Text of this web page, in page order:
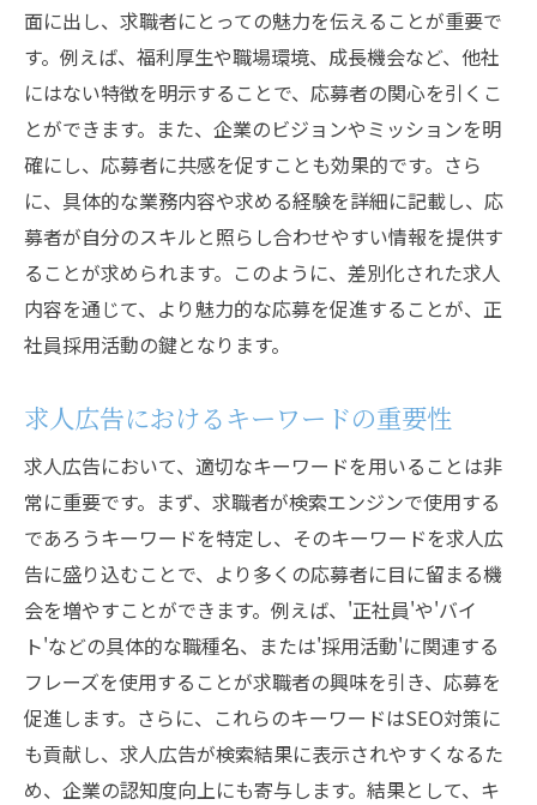
アルバイトからのキャリアパスを設計する
正社員登用のメリットを伝える方法
社内育成プログラムの活用
コミュニケーションを通じた潜在能力の発
掘
バイトから正社員になるための条件整備
採用活動での柔軟なアプローチの重要性
応募から採用まで効率化するためのステップバ
イステップガイド
選考プロセスにおけるタイムラインの管理
面接の質を向上させるための準備
フィードバックの迅速な提供
内定後のスムーズなフォローアップ
新入社員のオンボーディング計画
求人活動を成功に導くための応募者視点の重要
性
応募者の期待を超える求人体験
応募者フィードバックを採用活動に反映
候補者の声を活かした求人改善
面に出し、求職者にとっての魅力を伝えることが重要で
す。例えば、福利厚生や職場環境、成長機会など、他社
にはない特徴を明示することで、応募者の関心を引くこ
とができます。また、企業のビジョンやミッションを明
確にし、応募者に共感を促すことも効果的です。さら
に、具体的な業務内容や求める経験を詳細に記載し、応
募者が自分のスキルと照らし合わせやすい情報を提供す
ることが求められます。このように、差別化された求人
内容を通じて、より魅力的な応募を促進することが、正
社員採用活動の鍵となります。
求人広告におけるキーワードの重要性
求人広告において、適切なキーワードを用いることは非
常に重要です。まず、求職者が検索エンジンで使用する
であろうキーワードを特定し、そのキーワードを求人広
告に盛り込むことで、より多くの応募者に目に留まる機
会を増やすことができます。例えば、'正社員'や'バイ
ト'などの具体的な職種名、または'採用活動'に関連する
フレーズを使用することが求職者の興味を引き、応募を
促進します。さらに、これらのキーワードはSEO対策に
も貢献し、求人広告が検索結果に表示されやすくなるた
め、企業の認知度向上にも寄与します。結果として、キ